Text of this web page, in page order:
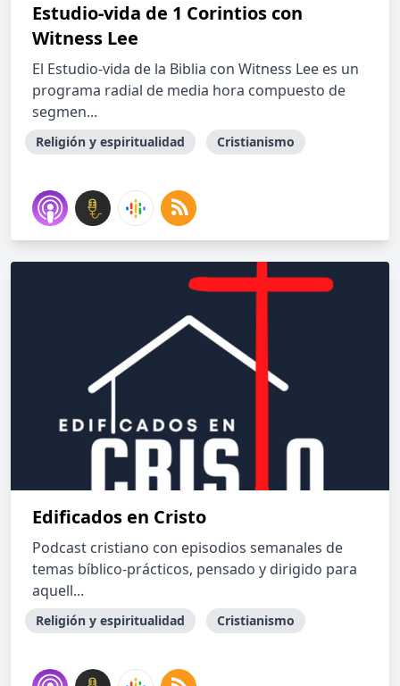
Estudio-vida de 1 Corintios con
Witness Lee
El Estudio-vida de la Biblia con Witness Lee es un
programa radial de media hora compuesto de
segmen...
Religión y espiritualidad Cristianismo
Edificados en Cristo
Podcast cristiano con episodios semanales de
temas bíblico-prácticos, pensado y dirigido para
aquell...
Religión y espiritualidad Cristianismo